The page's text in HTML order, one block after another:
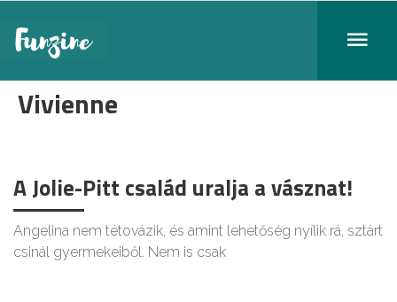
Vivienne
A Jolie-Pitt család uralja a vásznat!
Angelina nem tétovázik, és amint lehetőség nyílik rá, sztárt
csinál gyermekeiből. Nem is csak